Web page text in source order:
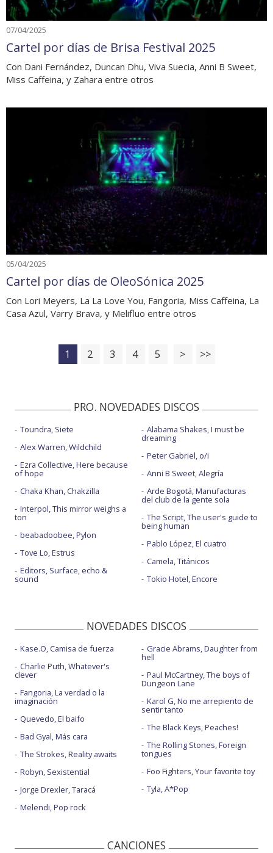
07/04/2025
Cartel por días de Brisa Festival 2025
Con Dani Fernández, Duncan Dhu, Viva Suecia, Anni B Sweet,
Miss Caffeina, y Zahara entre otros
05/04/2025
Cartel por días de OleoSónica 2025
Con Lori Meyers, La La Love You, Fangoria, Miss Caffeina, La
Casa Azul, Varry Brava, y Melifluo entre otros
1 2 3 4 5 > >>
PRO. NOVEDADES DISCOS
Toundra, Siete
Alex Warren, Wildchild
Ezra Collective, Here because
of hope
Chaka Khan, Chakzilla
Interpol, This mirror weighs a
ton
beabadoobee, Pylon
Tove Lo, Estrus
Editors, Surface, echo &
sound
Alabama Shakes, I must be
dreaming
Peter Gabriel, o/i
Anni B Sweet, Alegría
Arde Bogotá, Manufacturas
del club de la gente sola
The Script, The user's guide to
being human
Pablo López, El cuatro
Camela, Titánicos
Tokio Hotel, Encore
NOVEDADES DISCOS
Kase.O, Camisa de fuerza
Charlie Puth, Whatever's
clever
Fangoria, La verdad o la
imaginación
Quevedo, El baifo
Bad Gyal, Más cara
The Strokes, Reality awaits
Robyn, Sexistential
Jorge Drexler, Taracá
Melendi, Pop rock
Gracie Abrams, Daughter from
hell
Paul McCartney, The boys of
Dungeon Lane
Karol G, No me arrepiento de
sentir tanto
The Black Keys, Peaches!
The Rolling Stones, Foreign
tongues
Foo Fighters, Your favorite toy
Tyla, A*Pop
CANCIONES